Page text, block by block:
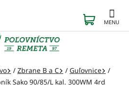
KOŠÍK
/ Zbrane B a C / Guľovnice
/
Sako 90/85/L kal. 300WM 4rd